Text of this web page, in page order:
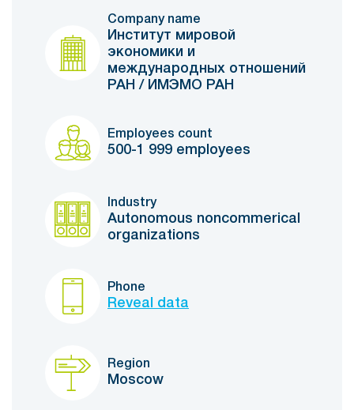
Company name
Институт мировой
экономики и
международных отношений
РАН / ИМЭМО РАН
Employees count
500-1 999 employees
Industry
Autonomous noncommerical
organizations
Phone
Reveal data
Region
Moscow